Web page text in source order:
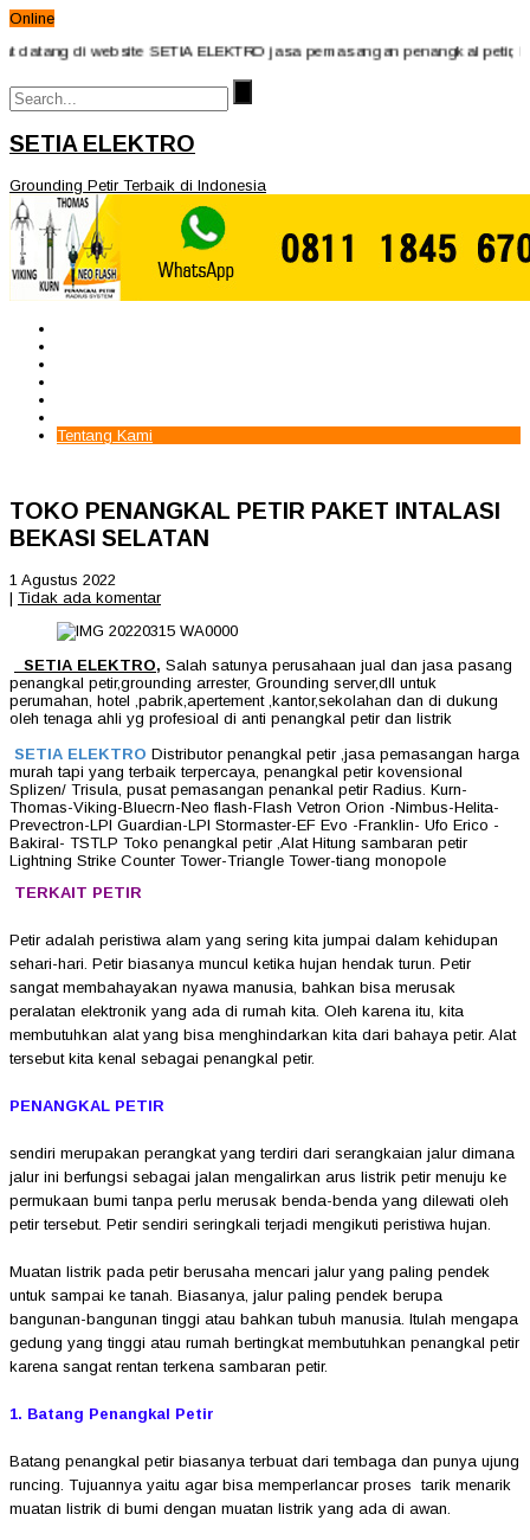
Online
di website SETIA ELEKTRO jasa pemasangan penangkal petir,
SETIA ELEKTRO
Grounding Petir Terbaik di Indonesia
Tentang Kami
TOKO PENANGKAL PETIR PAKET INTALASI
BEKASI SELATAN
1 Agustus 2022
| Tidak ada komentar
SETIA ELEKTRO, Salah satunya perusahaan jual dan jasa pasang
penangkal petir,grounding arrester, Grounding server,dll untuk
perumahan, hotel ,pabrik,apertement ,kantor,sekolahan dan di dukung
oleh tenaga ahli yg profesioal di anti penangkal petir dan listrik
SETIA ELEKTRO Distributor penangkal petir ,jasa pemasangan harga
murah tapi yang terbaik terpercaya, penangkal petir kovensional
Splizen/ Trisula, pusat pemasangan penankal petir Radius. Kurn-
Thomas-Viking-Bluecrn-Neo flash-Flash Vetron Orion -Nimbus-Helita-
Prevectron-LPI Guardian-LPI Stormaster-EF Evo -Franklin- Ufo Erico -
Bakiral- TSTLP Toko penangkal petir ,Alat Hitung sambaran petir
Lightning Strike Counter Tower-Triangle Tower-tiang monopole
TERKAIT PETIR
Petir adalah peristiwa alam yang sering kita jumpai dalam kehidupan
sehari-hari. Petir biasanya muncul ketika hujan hendak turun. Petir
sangat membahayakan nyawa manusia, bahkan bisa merusak
peralatan elektronik yang ada di rumah kita. Oleh karena itu, kita
membutuhkan alat yang bisa menghindarkan kita dari bahaya petir. Alat
tersebut kita kenal sebagai penangkal petir.
PENANGKAL PETIR
sendiri merupakan perangkat yang terdiri dari serangkaian jalur dimana
jalur ini berfungsi sebagai jalan mengalirkan arus listrik petir menuju ke
permukaan bumi tanpa perlu merusak benda-benda yang dilewati oleh
petir tersebut. Petir sendiri seringkali terjadi mengikuti peristiwa hujan.
Muatan listrik pada petir berusaha mencari jalur yang paling pendek
untuk sampai ke tanah. Biasanya, jalur paling pendek berupa
bangunan-bangunan tinggi atau bahkan tubuh manusia. Itulah mengapa
gedung yang tinggi atau rumah bertingkat membutuhkan penangkal petir
karena sangat rentan terkena sambaran petir.
1. Batang Penangkal Petir
Batang penangkal petir biasanya terbuat dari tembaga dan punya ujung
runcing. Tujuannya yaitu agar bisa memperlancar proses tarik menarik
muatan listrik di bumi dengan muatan listrik yang ada di awan.